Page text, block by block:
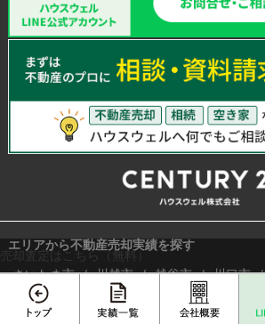
エリアから不動産売却実績を探す
さいたま市 川越市 越谷市 川口市
春日部市
白岡市 伊奈町
草加市
ふじみ野市 富士見市
売却査定はこちら（無料）